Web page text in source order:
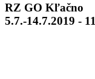
RZ GO Kľačno
5.7.-14.7.2019 -